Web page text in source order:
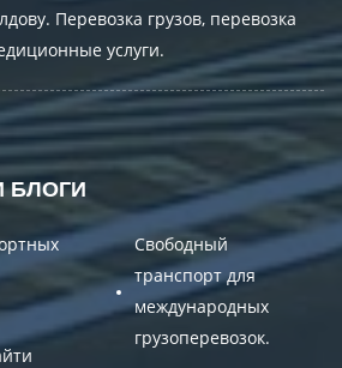
Перевозка грузов, перевозка
услуги.
БЛОГИ
Свободный
транспорт для
международных
грузоперевозок.